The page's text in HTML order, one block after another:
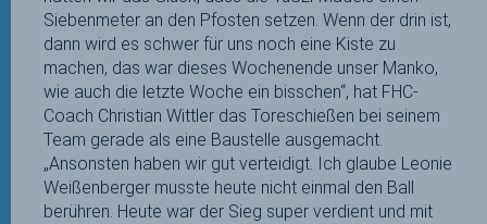
Siebenmeter an den Pfosten setzen. Wenn der drin ist,
dann wird es schwer für uns noch eine Kiste zu
machen, das war dieses Wochenende unser Manko,
wie auch die letzte Woche ein bisschen“, hat FHC-
Coach Christian Wittler das Toreschießen bei seinem
Team gerade als eine Baustelle ausgemacht.
„Ansonsten haben wir gut verteidigt. Ich glaube Leonie
Weißenberger musste heute nicht einmal den Ball
berühren. Heute war der Sieg super verdient und mit